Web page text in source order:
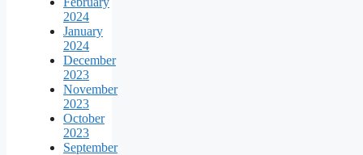
2024
January
2024
December
2023
November
2023
October
2023
September